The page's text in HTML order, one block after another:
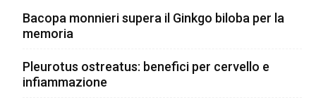
Bacopa monnieri supera il Ginkgo biloba per la
memoria
Pleurotus ostreatus: benefici per cervello e
infiammazione